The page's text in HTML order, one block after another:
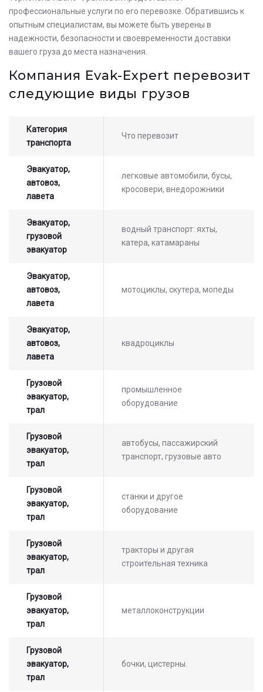
профессиональные услуги по его перевозке. Обратившись к
опытным специалистам, вы можете быть уверены в
надежности, безопасности и своевременности доставки
вашего груза до места назначения.
Компания Evak-Expert перевозит
следующие виды грузов
Категория
транспорта
Что перевозит
Эвакуатор,
автовоз,
лавета
легковые автомобили, бусы,
кросовери, внедорожники
Эвакуатор,
грузовой
эвакуатор
водный транспорт: яхты,
катера, катамараны
Эвакуатор,
автовоз,
лавета
мотоциклы, скутера, мопеды
Эвакуатор,
автовоз,
лавета
квадроциклы
Грузовой
эвакуатор,
трал
промышленное
оборудование
Грузовой
эвакуатор,
трал
автобусы, пассажирский
транспорт, грузовые авто
Грузовой
эвакуатор,
трал
станки и другое
оборудование
Грузовой
эвакуатор,
трал
тракторы и другая
строительная техника
Грузовой
эвакуатор,
трал
металлоконструкции
Грузовой
эвакуатор,
трал
бочки, цистерны.
Оставьте заявку на просчет
стоимости услуг с нашим